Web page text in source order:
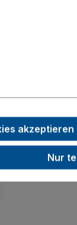
Sicherungfür
akzeptieren
Nur